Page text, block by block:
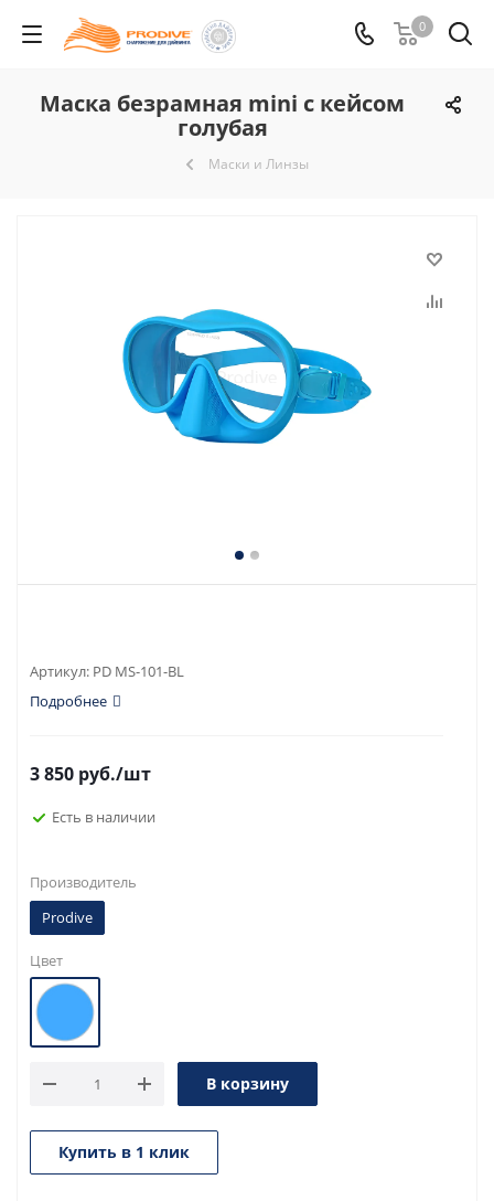
0
Маска безрамная mini c кейсом
голубая
Маски и Линзы
Артикул: PD MS-101-BL
Подробнее
3 850 руб./шт
Есть в наличии
Производитель
Prodive
Цвет
В корзину
Купить в 1 клик